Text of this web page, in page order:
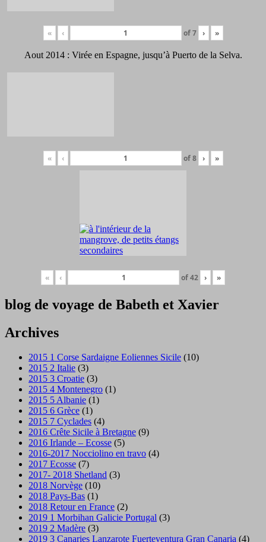
« ‹ of7 › »
Aout 2014 : Virée en Espagne, jusqu’à Puerto de la Selva.
« ‹ of8 › »
« ‹ of42 › »
blog de voyage de Babeth et Xavier
Archives
2015 1 Corse Sardaigne Eoliennes Sicile (10)
2015 2 Italie (3)
2015 3 Croatie (3)
2015 4 Montenegro (1)
2015 5 Albanie (1)
2015 6 Grèce (1)
2015 7 Cyclades (4)
2016 Crête Sicile à Bretagne (9)
2016 Irlande – Ecosse (5)
2016-2017 Nocciolino en travo (4)
2017 Ecosse (7)
2017- 2018 Shetland (3)
2018 Norvège (10)
2018 Pays-Bas (1)
2018 Retour en France (2)
2019 1 Morbihan Galicie Portugal (3)
2019 2 Madère (3)
2019 3 Canaries Lanzarote Fuerteventura Gran Canaria (4)